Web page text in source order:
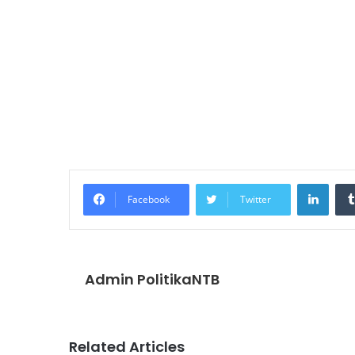
Facebook Twitter
Admin PolitikaNTB
Related Articles